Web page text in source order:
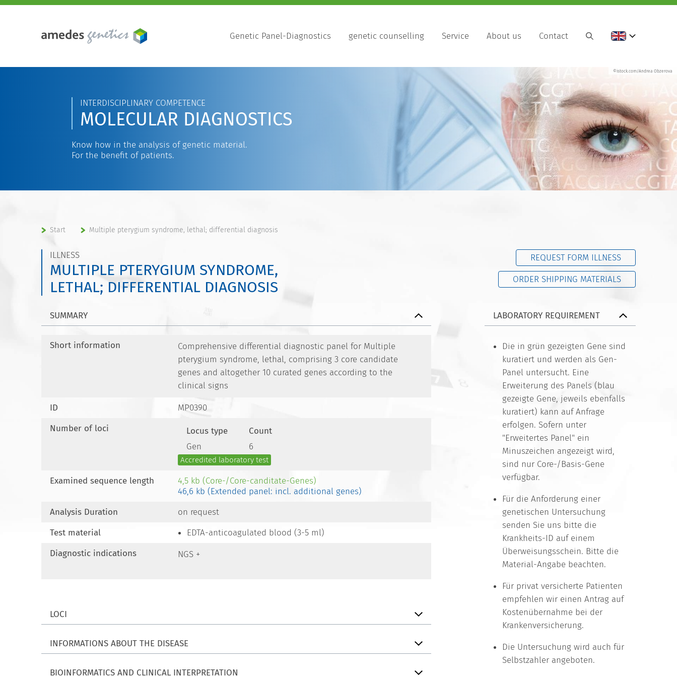
Genetic Panel-Diagnostics genetic counselling Service About us Contact
©istock.com/Andrea Obzerova
INTERDISCIPLINARY COMPETENCE
MOLECULAR DIAGNOSTICS
Know how in the analysis of genetic material.
For the benefit of patients.
Start Multiple pterygium syndrome, lethal; differential diagnosis
ILLNESS
MULTIPLE PTERYGIUM SYNDROME,
LETHAL; DIFFERENTIAL DIAGNOSIS
REQUEST FORM ILLNESS
ORDER SHIPPING MATERIALS
SUMMARY
Short information
Comprehensive differential diagnostic panel for Multiple
pterygium syndrome, lethal, comprising 3 core candidate
genes and altogether 10 curated genes according to the
clinical signs
ID
MP0390
Number of loci
Locus type
Count
Gen
6
Accredited laboratory test
Examined sequence length
4,5 kb (Core-/Core-canditate-Genes)
46,6 kb (Extended panel: incl. additional genes)
Analysis Duration
on request
Test material
EDTA-anticoagulated blood (3-5 ml)
Diagnostic indications
NGS +
LOCI
INFORMATIONS ABOUT THE DISEASE
BIOINFORMATICS AND CLINICAL INTERPRETATION
LABORATORY REQUIREMENT
Die in grün gezeigten Gene sind
kuratiert und werden als Gen-
Panel untersucht. Eine
Erweiterung des Panels (blau
gezeigte Gene, jeweils ebenfalls
kuratiert) kann auf Anfrage
erfolgen. Sofern unter
"Erweitertes Panel" ein
Minuszeichen angezeigt wird,
sind nur Core-/Basis-Gene
verfügbar.
Für die Anforderung einer
genetischen Untersuchung
senden Sie uns bitte die
Krankheits-ID auf einem
Überweisungsschein. Bitte die
Material-Angabe beachten.
Für privat versicherte Patienten
empfehlen wir einen Antrag auf
Kostenübernahme bei der
Krankenversicherung.
Die Untersuchung wird auch für
Selbstzahler angeboten.